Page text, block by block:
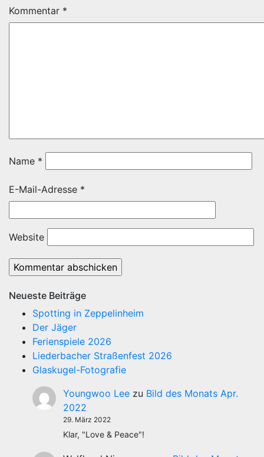
Kommentar *
Name *
E-Mail-Adresse *
Website
Neueste Beiträge
Spotting in Zeppelinheim
Der Jäger
Ferienspiele 2026
Liederbacher Straßenfest 2026
Glaskugel-Fotografie
Youngwoo Lee zu Bild des Monats Apr.
2022
29. März 2022
Klar, "Love & Peace"!